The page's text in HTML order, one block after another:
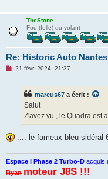
TheStone
Fou (folle) du volant
Re: Historic Auto
M
l
21 févr. 2024, 21:37
marcus67 a écrit :
Salut
Z'avez vu , le Quadra est
.... le fameux bleu sidéral
Espace I Phase 2 Turbo-D acquis
Ryan moteur J8S !!!